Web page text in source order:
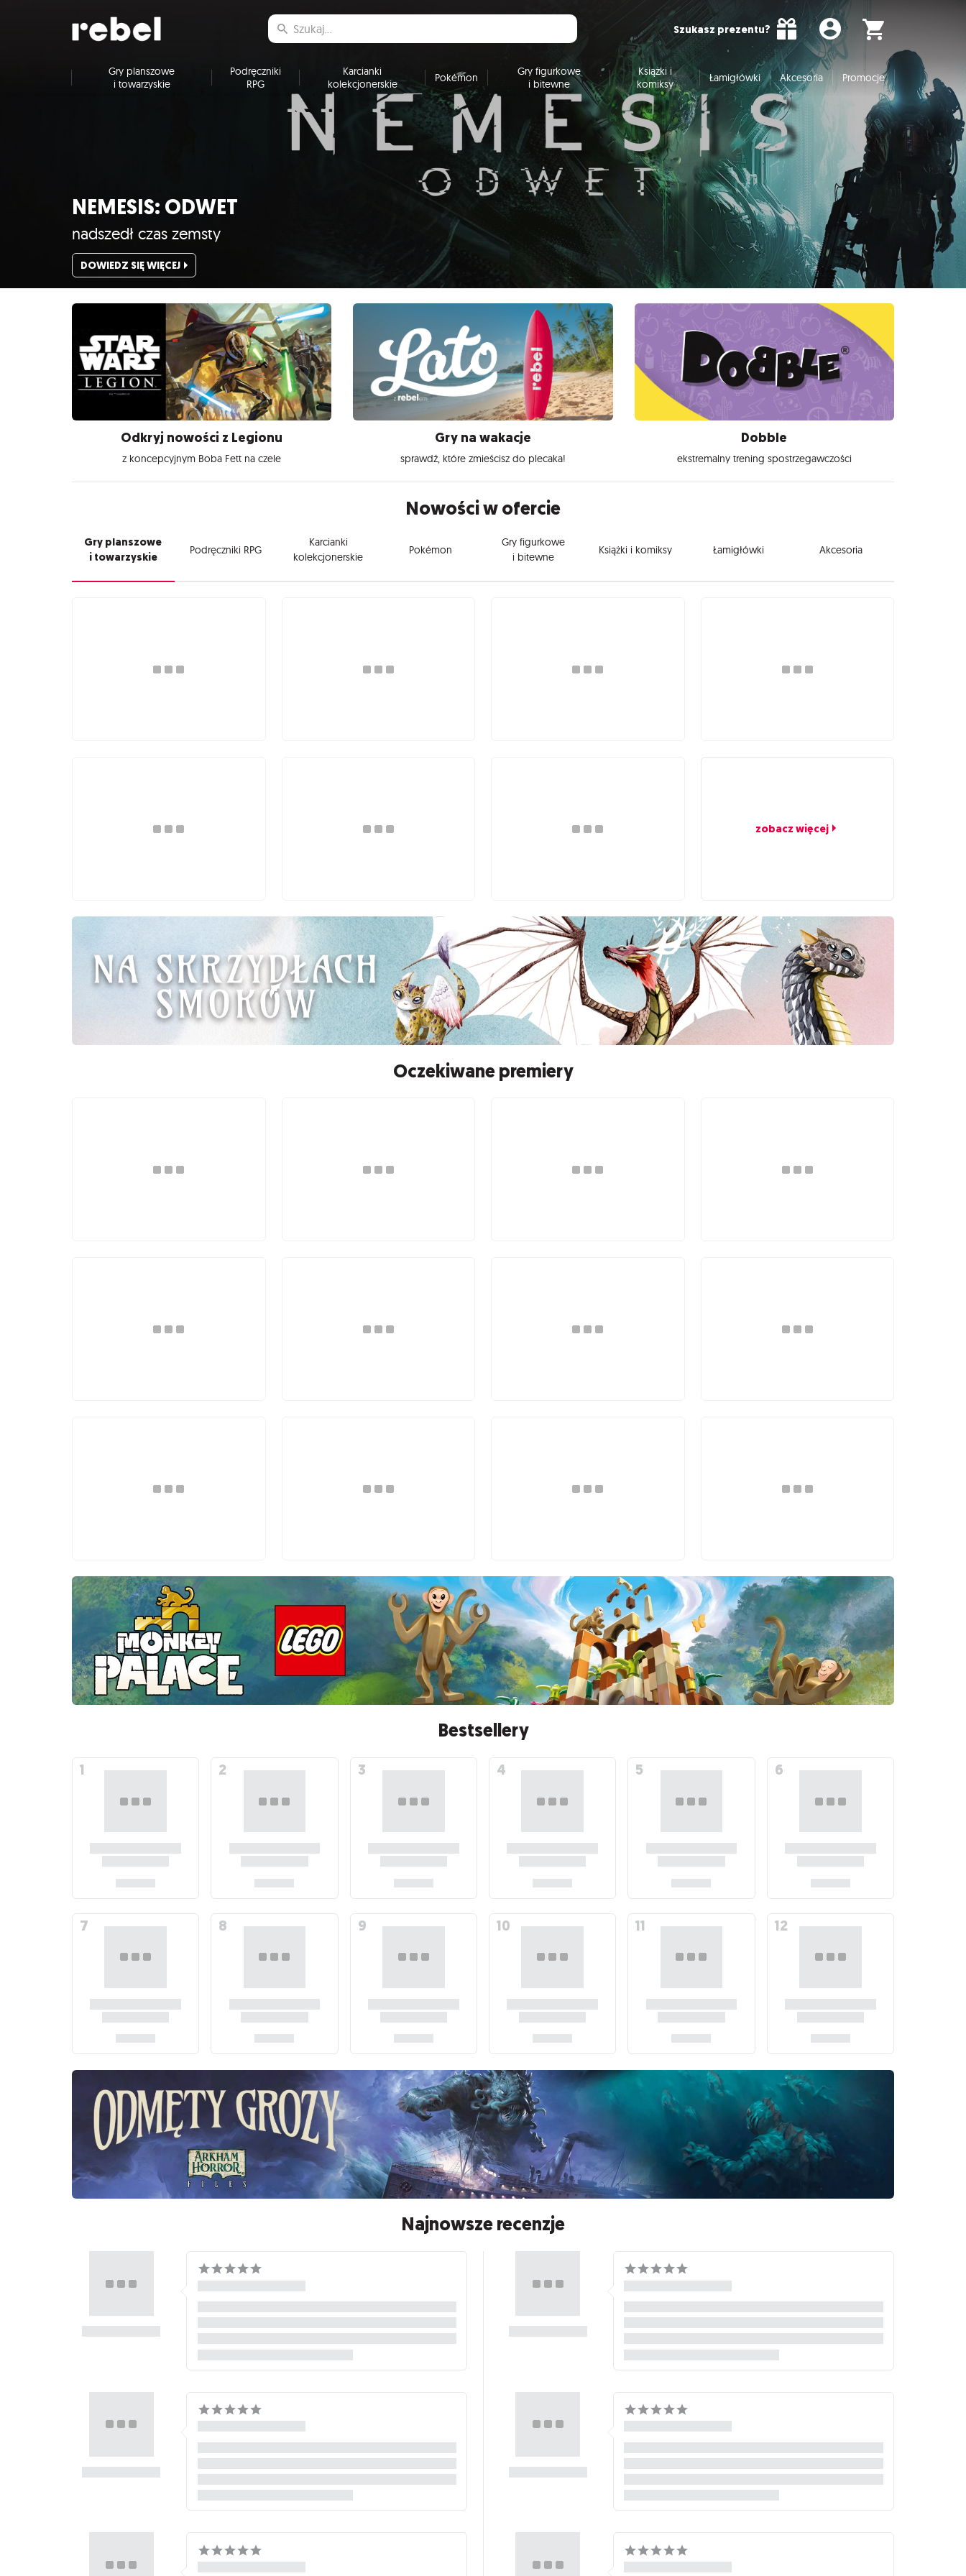
Szukasz prezentu?
Gry planszowe
i towarzyskie
Podręczniki
RPG
Karcianki
kolekcjonerskie
Pokémon
Gry figurkowe
i bitewne
Książki i
komiksy
Łamigłówki Akcesoria Promocje
NEMESIS: ODWET
nadszedł czas zemsty
DOWIEDZ SIĘ WIĘCEJ
Odkryj nowości z Legionu
z koncepcyjnym Boba Fett na czele
Gry na wakacje
sprawdź, które zmieścisz do plecaka!
Dobble
ekstremalny trening spostrzegawczości
Nowości w ofercie
Gry planszowe
i towarzyskie
Podręczniki RPG
Karcianki
kolekcjonerskie
Pokémon
Gry figurkowe
i bitewne
Książki i komiksy Łamigłówki Akcesoria
zobacz więcej
Oczekiwane premiery
Bestsellery
Najnowsze recenzje